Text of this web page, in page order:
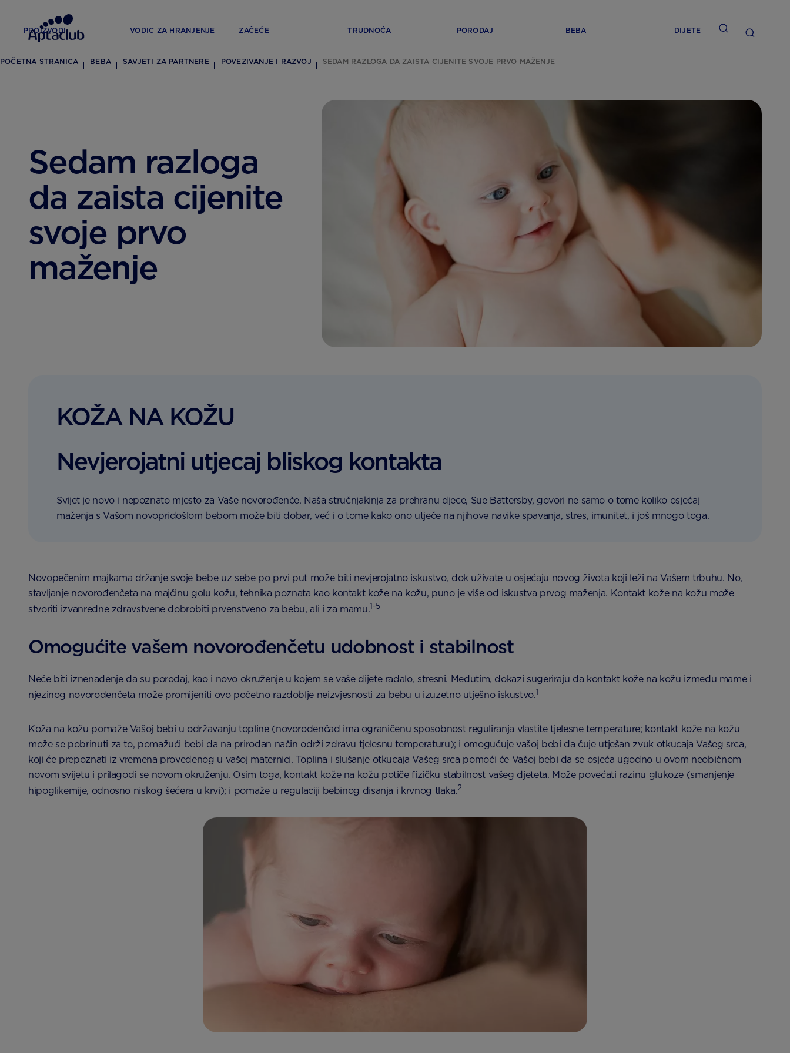
PROIZVODI VODIC ZA HRANJENJE ZAČEĆE TRUDNOĆA PORODAJ BEBA DIJETE
POČETNA STRANICA BEBA SAVJETI ZA PARTNERE POVEZIVANJE I RAZVOJ SEDAM RAZLOGA DA ZAISTA CIJENITE SVOJE PRVO MAŽENJE
Sedam razloga
da zaista cijenite
svoje prvo
maženje
KOŽA NA KOŽU
Nevjerojatni utjecaj bliskog kontakta
Svijet je novo i nepoznato mjesto za Vaše novorođenče. Naša stručnjakinja za prehranu djece, Sue Battersby, govori ne samo o tome koliko osjećaj
maženja s Vašom novopridošlom bebom može biti dobar, već i o tome kako ono utječe na njihove navike spavanja, stres, imunitet, i još mnogo toga.
Novopečenim majkama držanje svoje bebe uz sebe po prvi put može biti nevjerojatno iskustvo, dok uživate u osjećaju novog života koji leži na Vašem trbuhu. No,
stavljanje novorođenčeta na majčinu golu kožu, tehnika poznata kao kontakt kože na kožu, puno je više od iskustva prvog maženja. Kontakt kože na kožu može
stvoriti izvanredne zdravstvene dobrobiti prvenstveno za bebu, ali i za mamu.1-5
Omogućite vašem novorođenčetu udobnost i stabilnost
Neće biti iznenađenje da su porođaj, kao i novo okruženje u kojem se vaše dijete rađalo, stresni. Međutim, dokazi sugeriraju da kontakt kože na kožu između mame i
njezinog novorođenčeta može promijeniti ovo početno razdoblje neizvjesnosti za bebu u izuzetno utješno iskustvo.1
Koža na kožu pomaže Vašoj bebi u održavanju topline (novorođenčad ima ograničenu sposobnost reguliranja vlastite tjelesne temperature; kontakt kože na kožu
može se pobrinuti za to, pomažući bebi da na prirodan način održi zdravu tjelesnu temperaturu); i omogućuje vašoj bebi da čuje utješan zvuk otkucaja Vašeg srca,
koji će prepoznati iz vremena provedenog u vašoj maternici. Toplina i slušanje otkucaja Vašeg srca pomoći će Vašoj bebi da se osjeća ugodno u ovom neobičnom
novom svijetu i prilagodi se novom okruženju. Osim toga, kontakt kože na kožu potiče fizičku stabilnost vašeg djeteta. Može povećati razinu glukoze (smanjenje
hipoglikemije, odnosno niskog šećera u krvi); i pomaže u regulaciji bebinog disanja i krvnog tlaka.2